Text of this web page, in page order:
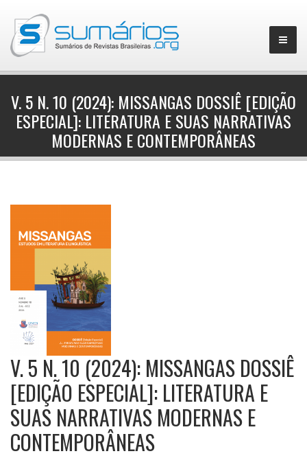
▼
V. 5 N. 10 (2024): MISSANGAS DOSSIÊ [EDIÇÃO
ESPECIAL]: LITERATURA E SUAS NARRATIVAS
MODERNAS E CONTEMPORÂNEAS
V. 5 N. 10 (2024): MISSANGAS DOSSIÊ
[EDIÇÃO ESPECIAL]: LITERATURA E
SUAS NARRATIVAS MODERNAS E
CONTEMPORÂNEAS